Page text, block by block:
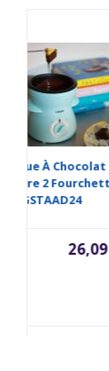
Boule
Milka -
Prix